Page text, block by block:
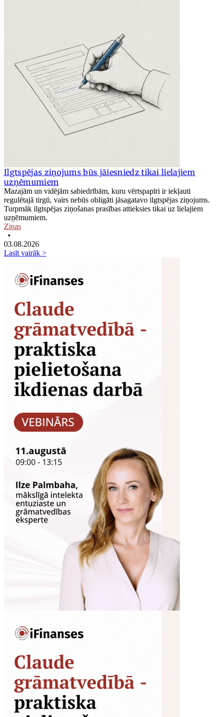
Ilgtspējas ziņojums būs jāiesniedz tikai lielajiem
uzņēmumiem
Mazajām un vidējām sabiedrībām, kuru vērtspapīri ir iekļauti
regulētajā tirgū, vairs nebūs obligāti jāsagatavo ilgtspējas ziņojums.
Turpmāk ilgtspējas ziņošanas prasības attieksies tikai uz lielajiem
uzņēmumiem.
Ziņas
•
03.08.2026
Lasīt vairāk >